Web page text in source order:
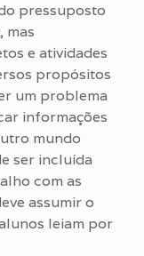
pressuposto
mas
e atividades
propósitos
um problema
informações
mundo
ser incluída
com as
assumir o
leiam por